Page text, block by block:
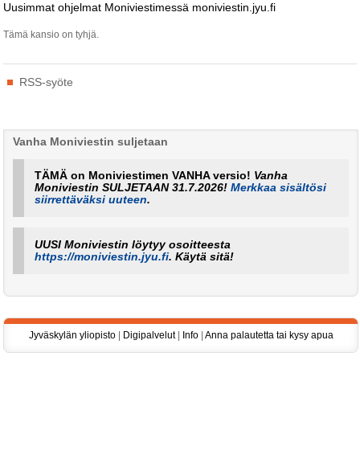
Uusimmat ohjelmat Moniviestimessä moniviestin.jyu.fi
Tämä kansio on tyhjä.
toimenpiteet
RSS-syöte
Vanha Moniviestin suljetaan
TÄMÄ on Moniviestimen VANHA versio! Vanha
Moniviestin SULJETAAN 31.7.2026!Merkkaa sisältösi
siirrettäväksi uuteen.
UUSI Moniviestin löytyy osoitteesta
https://moniviestin.jyu.fi. Käytä sitä!
Jyväskylän yliopisto| Digipalvelut| Info| Anna palautetta tai kysy apua